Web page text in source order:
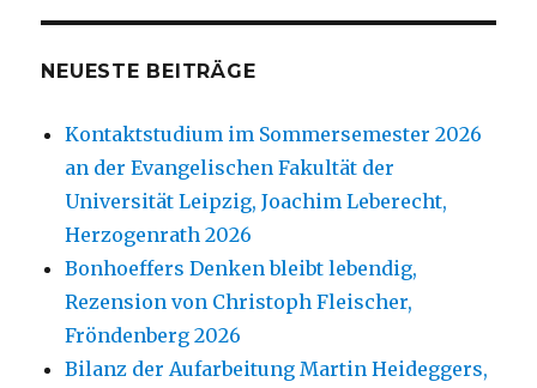
NEUESTE BEITRÄGE
Kontaktstudium im Sommersemester 2026
an der Evangelischen Fakultät der
Universität Leipzig, Joachim Leberecht,
Herzogenrath 2026
Bonhoeffers Denken bleibt lebendig,
Rezension von Christoph Fleischer,
Fröndenberg 2026
Bilanz der Aufarbeitung Martin Heideggers,